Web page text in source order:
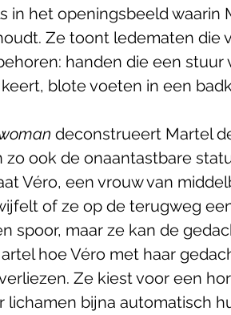
in het openingsbeeld waarin
Ze toont ledematen die
handen die een
blote voeten in een
deconstrueert Martel
ook de onaantastbare
Véro, een vrouw van
of ze op de terugweg
spoor, maar ze kan de
hoe Véro met haar
Ze kiest voor een
lichamen bijna automatisch